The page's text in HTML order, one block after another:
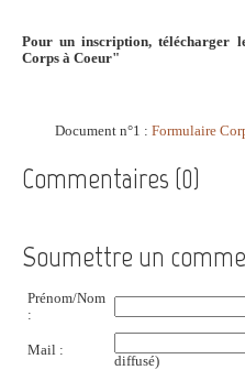
Pour un inscription, télécharger
Corps à Coeur"
Document n°1 : Formulaire
Commentaires (0)
Soumettre un
Prénom/Nom
:
Mail :
diffusé)